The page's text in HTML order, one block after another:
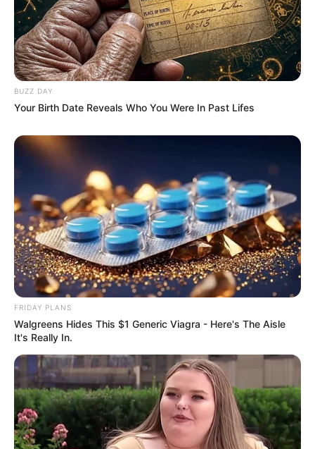
BUZZ DAY
Your Birth Date Reveals Who You Were In Past Lifes
FRIDAY PLANS
Walgreens Hides This $1 Generic Viagra - Here's The Aisle
It's Really In.